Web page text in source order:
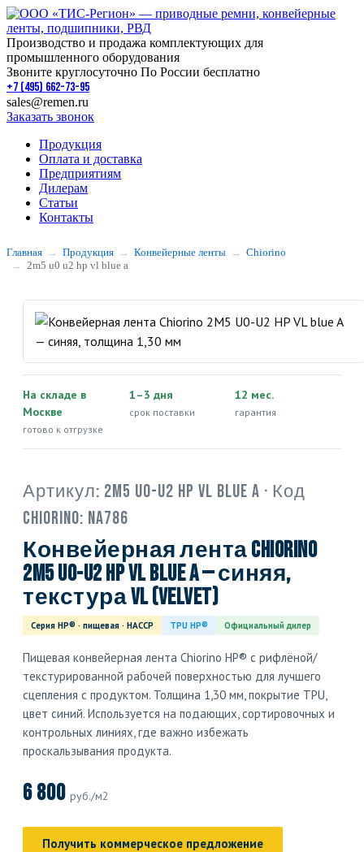
Производство и продажа комплектующих для
промышленного оборудования
Звоните круглосуточно По России бесплатно
+7 (495) 662-73-95
sales@remen.ru
Заказать звонок
Продукция
Оплата и доставка
Предприятиям
Дилерам
Статьи
Контакты
Главная Продукция Конвейерные ленты
Chiorino
2m5 u0 u2 hp vl blue a
На складе в
Москве
готово к отгрузке
1–3 дня
срок поставки
12 мес.
гарантия
Артикул: 2M5 U0-U2 HP VL blue A · Код
Chiorino: NA786
Конвейерная лента Chiorino
2M5 U0-U2 HP VL blue A — синяя,
текстура VL (velvet)
Серия HP® · пищевая · HACCP TPU HP® Официальный дилер
Пищевая конвейерная лента Chiorino HP® с рифлёной/
текстурированной рабочей поверхностью для лучшего
сцепления с продуктом. Толщина 1,30 мм, покрытие TPU,
цвет синий. Используется на подающих, сортировочных и
контрольных линиях, где важно избежать
проскальзывания продукта.
6 800 руб./м2
Получить коммерческое предложение